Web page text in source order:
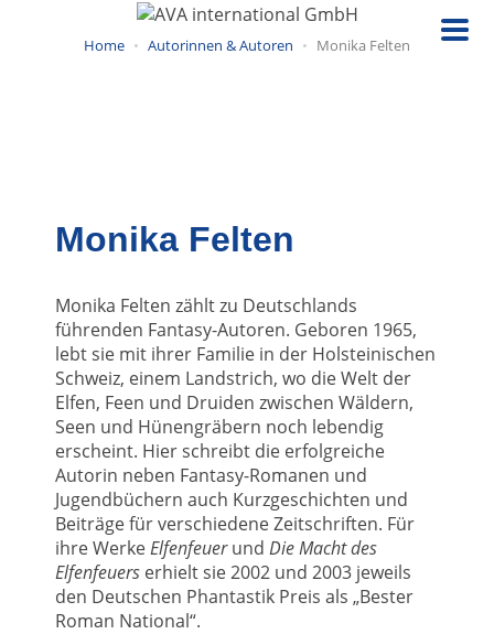
Home Autorinnen & Autoren Monika Felten
Monika Felten
Monika Felten zählt zu Deutschlands
führenden Fantasy-Autoren. Geboren 1965,
lebt sie mit ihrer Familie in der Holsteinischen
Schweiz, einem Landstrich, wo die Welt der
Elfen, Feen und Druiden zwischen Wäldern,
Seen und Hünengräbern noch lebendig
erscheint. Hier schreibt die erfolgreiche
Autorin neben Fantasy-Romanen und
Jugendbüchern auch Kurzgeschichten und
Beiträge für verschiedene Zeitschriften. Für
ihre WerkeElfenfeuerund Die Macht des
Elfenfeuers erhielt sie 2002 und 2003 jeweils
den Deutschen Phantastik Preis als „Bester
Roman National“.